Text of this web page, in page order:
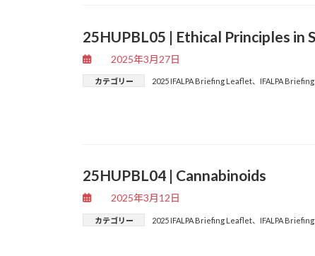
25HUPBL05 | Ethical Principles in
2025年3月27日
カテゴリー 2025 IFALPA Briefing Leaflet、 IFALPA
25HUPBL04 | Cannabinoids
2025年3月12日
カテゴリー 2025 IFALPA Briefing Leaflet、 IFALPA